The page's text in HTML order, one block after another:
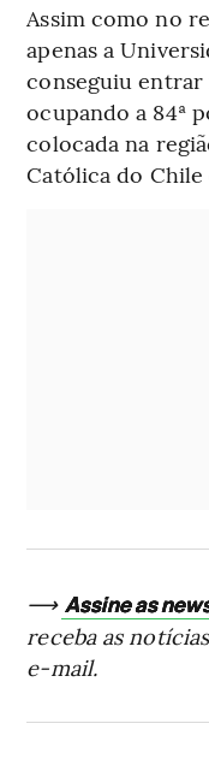
Assim como no
apenas a
conseguiu
ocupando a 84ª
colocada na
Católica do Chile
⟶ Assine as
receba as
e-mail.